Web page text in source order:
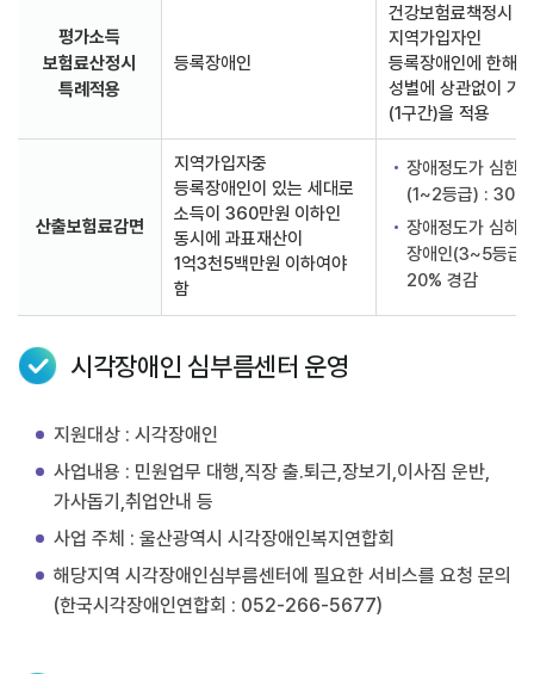
평가소득
보험료산정시
특례적용
등록장애인
건강보험료책정시
지역가입자인
등록장애인에 한해
성별에 상관없이 기
(1구간)을 적용
산출보험료감면
지역가입자중
등록장애인이 있는 세대로
소득이 360만원 이하인
동시에 과표재산이
1억3천5백만원 이하여야
함
장애정도가 심한
(1~2등급) : 30%
장애정도가 심하
장애인(3~5등급)
20% 경감
시각장애인 심부름센터 운영
지원대상 : 시각장애인
사업내용 : 민원업무 대행,직장 출.퇴근,장보기,이사짐 운반,
가사돕기,취업안내 등
사업 주체 : 울산광역시 시각장애인복지연합회
해당지역 시각장애인심부름센터에 필요한 서비스를 요청 문의
(한국시각장애인연합회 : 052-266-5677)